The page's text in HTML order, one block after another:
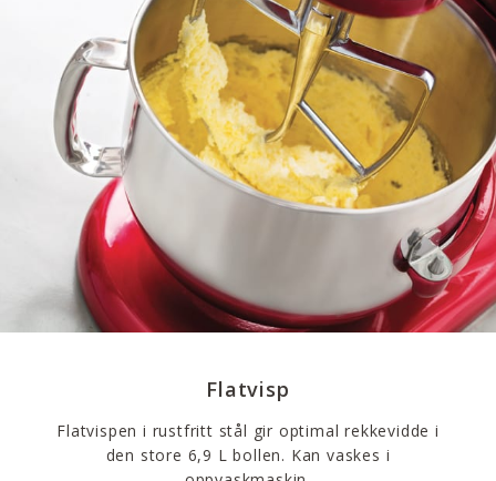
Flatvisp
Flatvispen i rustfritt stål gir optimal rekkevidde i
den store 6,9 L bollen. Kan vaskes i